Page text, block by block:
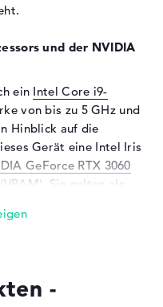
Vision, Adaptive Sync,
microSDHC,
AMP
Trackpad,
und der NVIDIA
ein Intel Core i9-
von bis zu 5 GHz und
Hinblick auf die
Gerät eine Intel Iris
GeForce RTX 3060
Sie gelten als
wir auf eine Größe
-